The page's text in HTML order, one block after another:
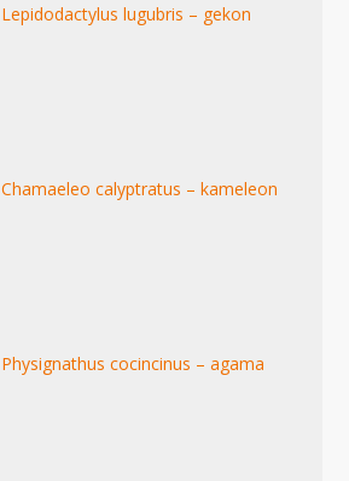
Lepidodactylus lugubris – gekon
Chamaeleo calyptratus – kameleon
Physignathus cocincinus – agama